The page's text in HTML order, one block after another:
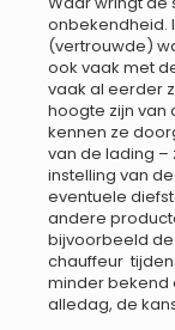
onbekendheid.
(vertrouwde)
ook vaak met
vaak al eerder
hoogte zijn van
kennen ze
van de lading –
instelling van
eventuele
andere
bijvoorbeeld de
chauffeur
minder bekend
alledag, de